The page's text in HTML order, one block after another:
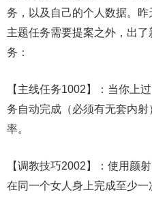
务，以及自己的个人数据。
主题任务需要提案之外，出
务：
【主线任务1002】：当你上
务自动完成（必须有无套内
率。
【调教技巧2002】：使用颜
在同一个女人身上完成至少